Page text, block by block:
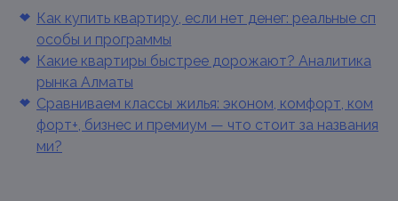
Как купить квартиру, если нет денег: реальные сп
особы и программы
Какие квартиры быстрее дорожают? Аналитика
рынка Алматы
Сравниваем классы жилья: эконом, комфорт, ком
форт+, бизнес и премиум — что стоит за названия
ми?